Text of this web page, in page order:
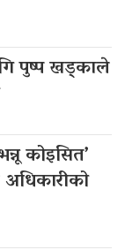
पुष्प खड्काले
कोइसित’